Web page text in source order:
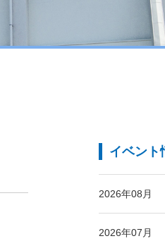
イベント
2026年08月
2026年07月